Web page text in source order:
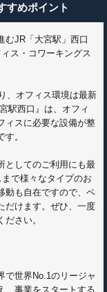
すめポイント
むJR「大宮駅」西口
ス・コワーキングス
、オフィス環境は最新
駅西口』は、オフィ
ィスに必要な設備が整
。
としてのご利用にも最
で様々なタイプのお
動も自在ですので、ベ
だけます。ぜひ、一度
さい。
で世界No.1のリージャ
、事業をスタートする